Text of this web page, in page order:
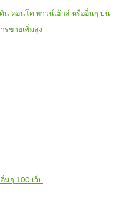
คอนโด ทาวน์เฮ้าส์ หรืออื่นๆ บน
รขายเพิ่มสูง
นๆ 100 เว็บ